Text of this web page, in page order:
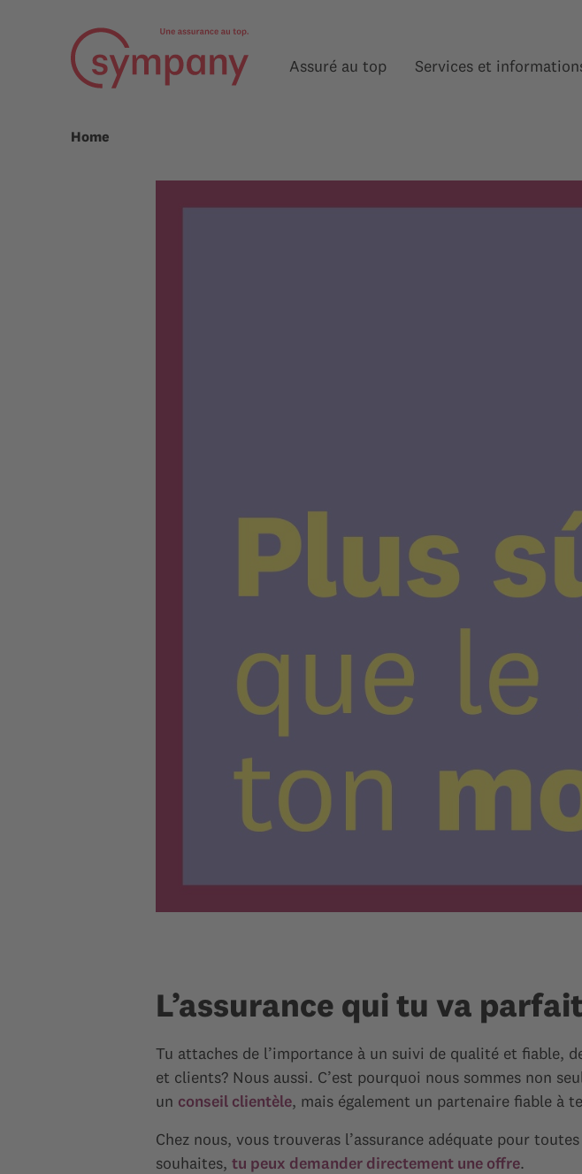
Assuré au top Afficher le sous-menu
Services et
Home
L’assurance qui tu va
Tu attaches de l’importance à un suivi de qualité et fiable,
et clients? Nous aussi. C’est pourquoi nous sommes non
un conseil clientèle, mais également un partenaire fiable à
Chez nous, vous trouveras l’assurance adéquate pour
souhaites, tu peux demander directement une offre.